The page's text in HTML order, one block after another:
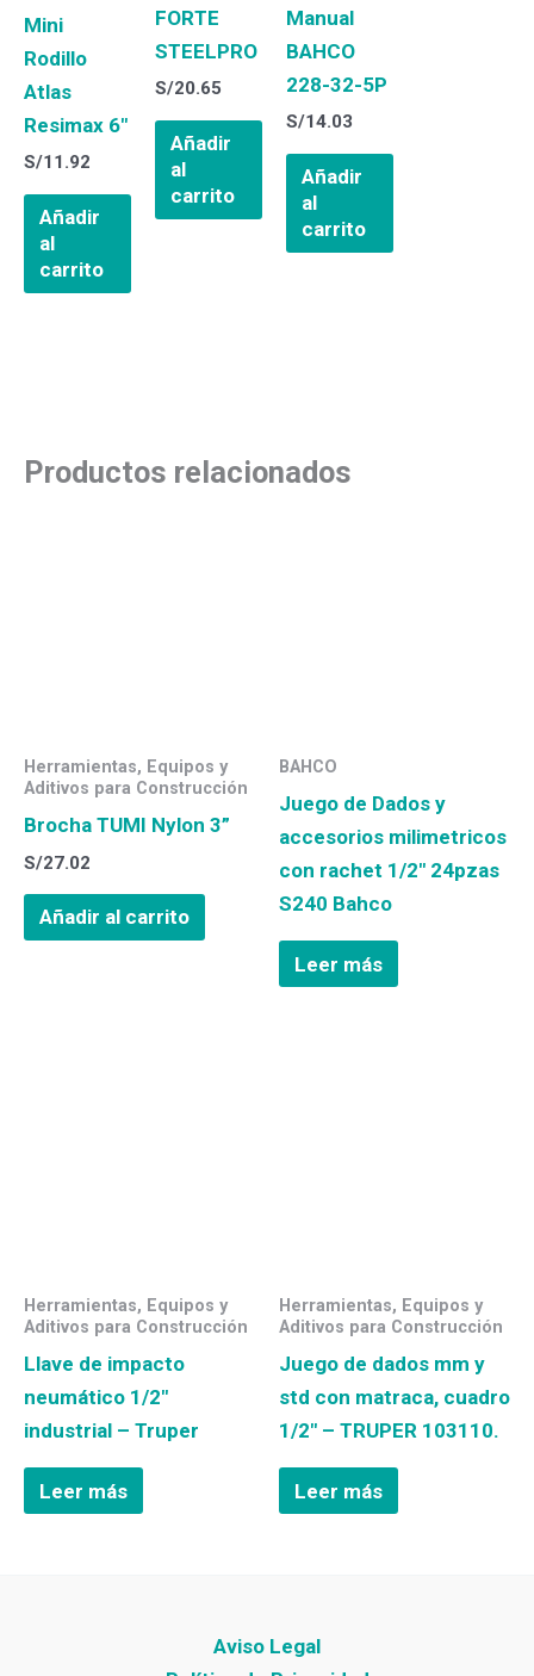
Mini
Rodillo
Atlas
Resimax 6″
S/11.92
Añadir
al
carrito
FORTE
STEELPRO
S/20.65
Añadir
al
carrito
Manual
BAHCO
228-32-5P
S/14.03
Añadir
al
carrito
Productos relacionados
Herramientas, Equipos y
Aditivos para Construcción
Brocha TUMI Nylon 3”
S/27.02
Añadir al carrito
BAHCO
Juego de Dados y
accesorios milimetricos
con rachet 1/2″ 24pzas
S240 Bahco
Leer más
Herramientas, Equipos y
Aditivos para Construcción
Llave de impacto
neumático 1/2″
industrial – Truper
Leer más
Herramientas, Equipos y
Aditivos para Construcción
Juego de dados mm y
std con matraca, cuadro
1/2″ – TRUPER 103110.
Leer más
Aviso Legal